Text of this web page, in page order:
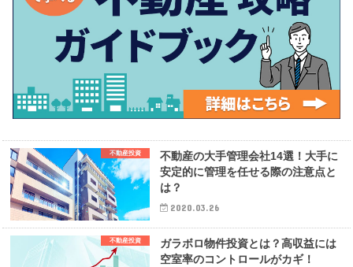
不動産投資
不動産の大手管理会社14選！大手に
安定的に管理を任せる際の注意点と
は？
2020.03.26
不動産投資
ガラボロ物件投資とは？高収益には
空室率のコントロールがカギ！